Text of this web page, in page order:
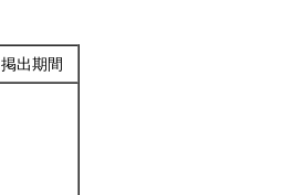
掲出期間